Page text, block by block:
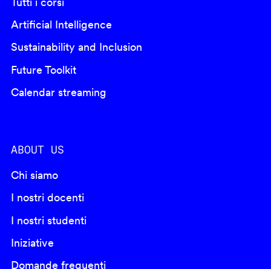
Artificial Intelligence
Sustainability and Inclusion
Future Toolkit
Calendar streaming
ABOUT US
Chi siamo
I nostri docenti
I nostri studenti
Iniziative
Domande frequenti